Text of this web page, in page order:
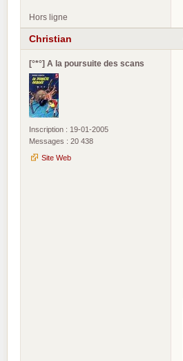
Hors ligne
Christian
[°*°] A la poursuite des scans
Inscription : 19-01-2005
Messages : 20 438
Site Web